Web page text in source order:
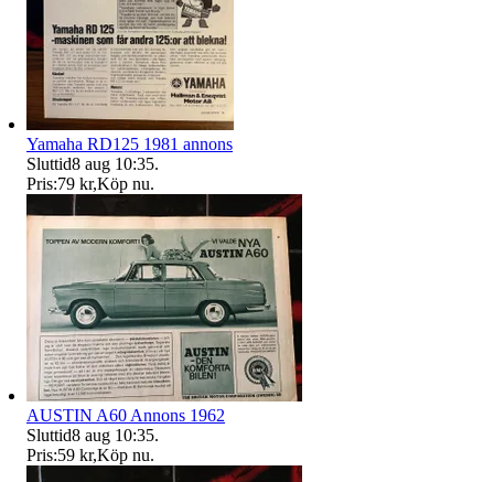
Yamaha RD125 1981 annons
Sluttid8 aug 10:35.
Pris:79 kr,Köp nu.
AUSTIN A60 Annons 1962
Sluttid8 aug 10:35.
Pris:59 kr,Köp nu.